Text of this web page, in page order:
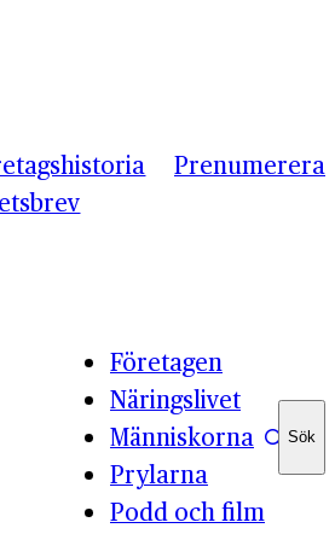
Prenumerera
Företagen
Näringslivet
Människorna
Prylarna
Podd och film
Sök
Sök